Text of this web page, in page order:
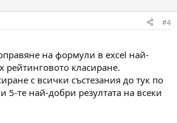
#4
на формули в excel най-
рейтинговото класиране.
с всички състезания до тук по
5-те най-добри резултата на всеки